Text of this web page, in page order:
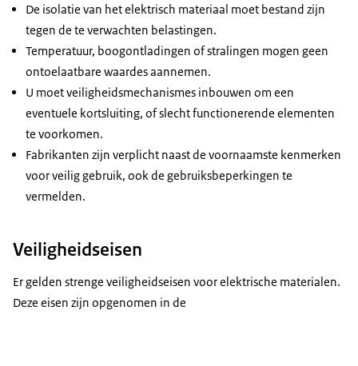
De isolatie van het elektrisch materiaal moet bestand zijn
tegen de te verwachten belastingen.
Temperatuur, boogontladingen of stralingen mogen geen
ontoelaatbare waardes aannemen.
U moet veiligheidsmechanismes inbouwen om een
eventuele kortsluiting, of slecht functionerende elementen
te voorkomen.
Fabrikanten zijn verplicht naast de voornaamste kenmerken
voor veilig gebruik, ook de gebruiksbeperkingen te
vermelden.
Veiligheidseisen
Er gelden strenge veiligheidseisen voor elektrische materialen.
Deze eisen zijn opgenomen in de